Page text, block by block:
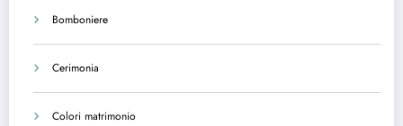
Bomboniere
Cerimonia
Colori matrimonio